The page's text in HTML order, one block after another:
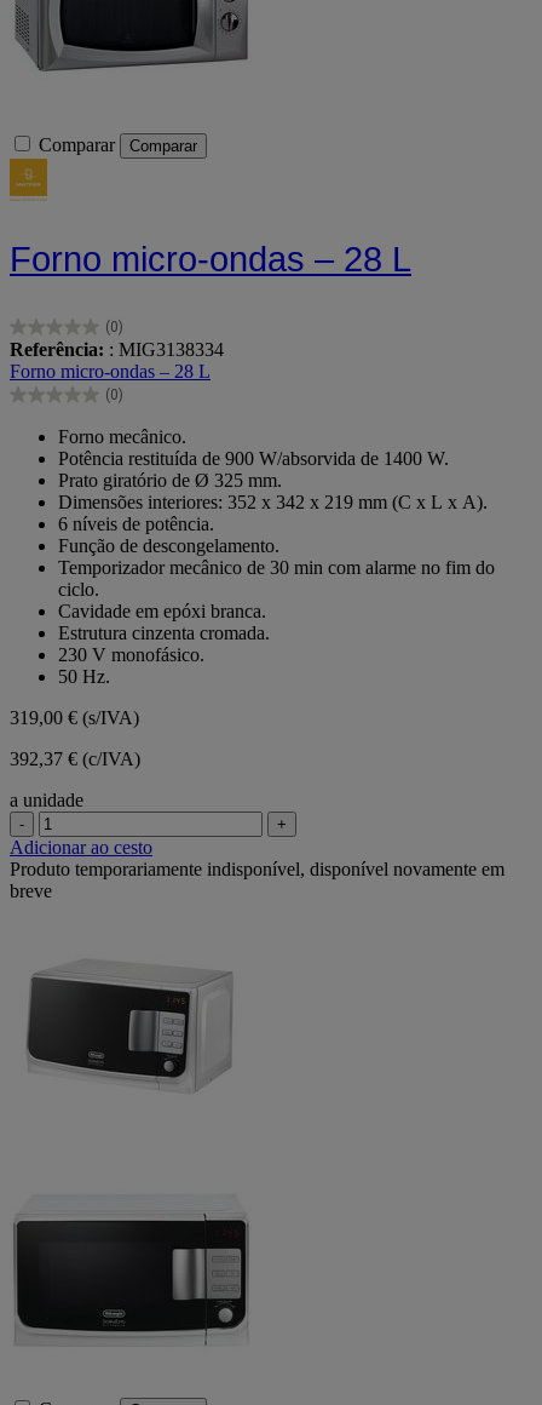
Comparar Comparar
Forno micro-ondas – 28 L
(0)
0.0
em
5
estrelas.
Referência: : MIG3138334
Forno micro-ondas – 28 L
(0)
0.0
estrelas.
Forno mecânico.
Potência restituída de 900 W/absorvida de 1400 W.
Prato giratório de Ø 325 mm.
Dimensões interiores: 352 x 342 x 219 mm (C x L x A).
6 níveis de potência.
Função de descongelamento.
Temporizador mecânico de 30 min com alarme no fim do
ciclo.
Cavidade em epóxi branca.
Estrutura cinzenta cromada.
230 V monofásico.
50 Hz.
319,00 € (s/IVA)
392,37 € (c/IVA)
a unidade
- +
Adicionar ao cesto
Produto temporariamente indisponível, disponível novamente em
breve